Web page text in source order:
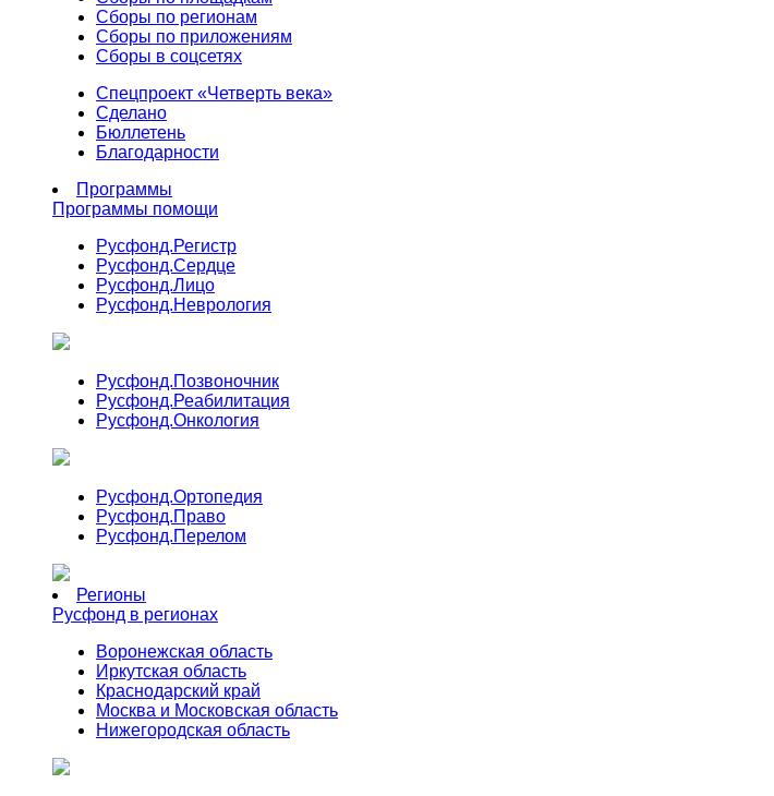
Сборы по регионам
Сборы по приложениям
Сборы в соцсетях
Спецпроект «Четверть века»
Сделано
Бюллетень
Благодарности
Программы
Программы помощи
Русфонд.Регистр
Русфонд.Сердце
Русфонд.Лицо
Русфонд.Неврология
Русфонд.Позвоночник
Русфонд.Реабилитация
Русфонд.Онкология
Русфонд.Ортопедия
Русфонд.Право
Русфонд.Перелом
Регионы
Русфонд в регионах
Воронежская область
Иркутская область
Краснодарский край
Москва и Московская область
Нижегородская область